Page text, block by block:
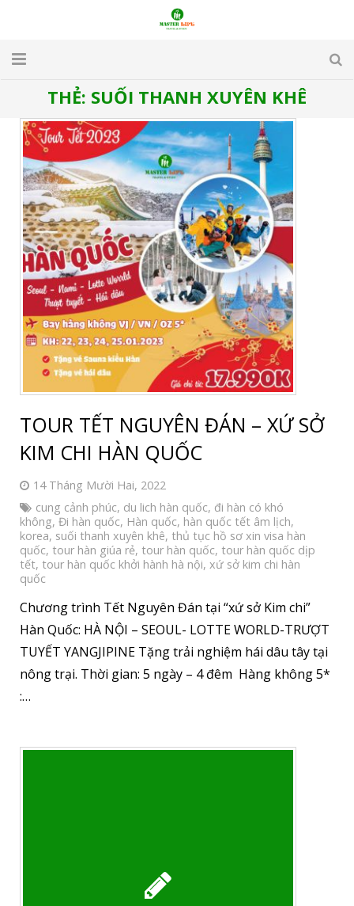
TRANG CHỦ
GIỚI THIỆU
DU LỊCH
DU HỌC
VISA
APARTMENT & HOTEL
TUYỂN DỤNG
LIÊN HỆ
THẺ: SUỐI THANH XUYÊN KHÊ
TOUR TẾT NGUYÊN ĐÁN – XỨ SỞ
KIM CHI HÀN QUỐC
14 Tháng Mười Hai, 2022
cung cảnh phúc, du lich hàn quốc, đi hàn có khó
không, Đi hàn quốc, Hàn quốc, hàn quốc tết âm lịch,
korea, suối thanh xuyên khê, thủ tục hồ sơ xin visa hàn
quốc, tour hàn giúa rẻ, tour hàn quốc, tour hàn quốc dịp
tết, tour hàn quốc khởi hành hà nội, xứ sở kim chi hàn
quốc
Chương trình Tết Nguyên Đán tại “xứ sở Kim chi”
Hàn Quốc: HÀ NỘI – SEOUL- LOTTE WORLD-TRƯỢT
TUYẾT YANGJIPINE Tặng trải nghiệm hái dâu tây tại
nông trại. Thời gian: 5 ngày – 4 đêm Hàng không 5*
:…